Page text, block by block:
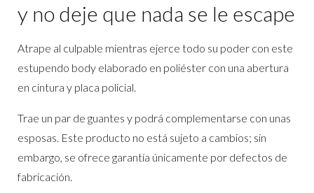
y no deje que nada se le escape
Atrape al culpable mientras ejerce todo su poder con este
estupendo body elaborado en poliéster con una abertura
en cintura y placa policial.
Trae un par de guantes y podrá complementarse con unas
esposas. Este producto no está sujeto a cambios; sin
embargo, se ofrece garantía únicamente por defectos de
fabricación.